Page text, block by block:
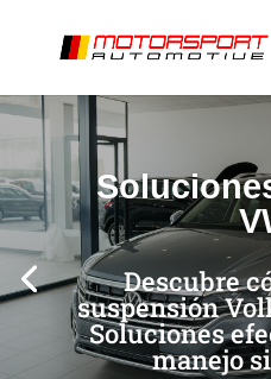
Descubre
suspensión
Soluciones
manejo
[/et_pb_slide][/et_pb_slide]